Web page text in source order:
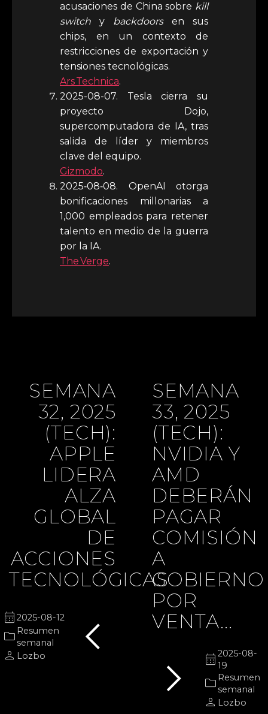
acusaciones de China sobre kill
switch y backdoorsen sus
chips, en un contexto de
restricciones de exportación y
tensiones tecnológicas.
Ars Technica.
2025-08-07. Tesla cierra su
proyecto Dojo,
supercomputadora de IA, tras
salida de líder y miembros
clave del equipo.
Gizmodo.
2025‑08‑08. OpenAI otorga
bonificaciones millonarias a
1,000 empleados para retener
talento en medio de la guerra
por la IA.
The Verge.
SEMANA
32, 2025
(TECH):
APPLE
LIDERA
ALZA
GLOBAL
DE
ACCIONES
TECNOLÓGICAS
calendar_month 2025-08-12
folder Resumen
semanal
person Lozbo chevron_left
SEMANA
33, 2025
(TECH):
NVIDIA Y
AMD
DEBERÁN
PAGAR
COMISIÓN
A
GOBIERNO
POR
VENTA...
calendar_month 2025-08-
19
folder Resumen
semanal
person Lozbo
chevron_right